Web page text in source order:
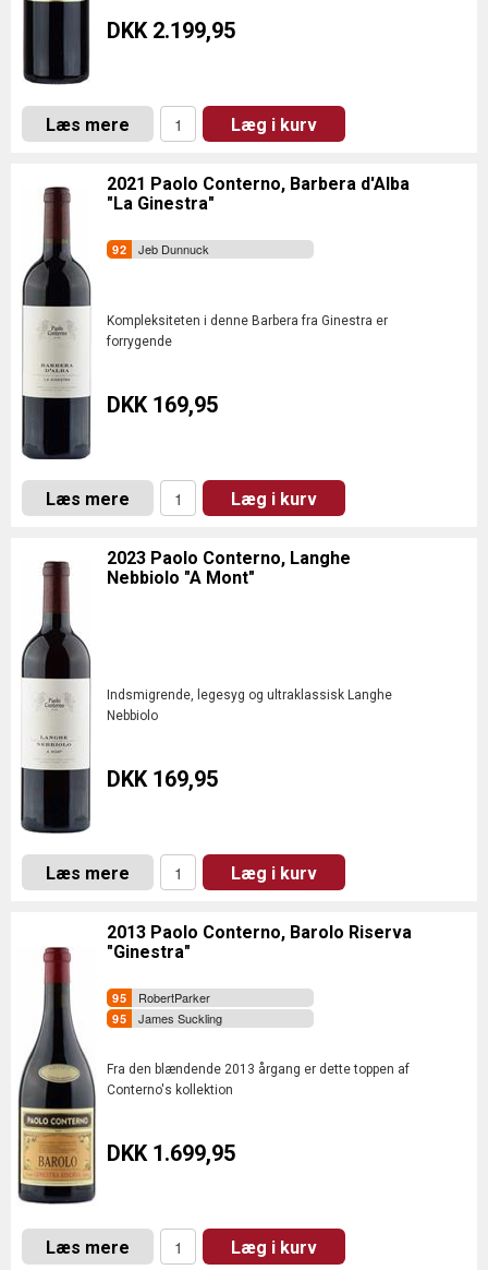
DKK 2.199,95
Læs mere Læg i kurv
2021 Paolo Conterno, Barbera d'Alba
"La Ginestra"
Jeb Dunnuck
Kompleksiteten i denne Barbera fra Ginestra er
forrygende
DKK 169,95
Læs mere Læg i kurv
2023 Paolo Conterno, Langhe
Nebbiolo "A Mont"
Indsmigrende, legesyg og ultraklassisk Langhe
Nebbiolo
DKK 169,95
Læs mere Læg i kurv
2013 Paolo Conterno, Barolo Riserva
"Ginestra"
RobertParker
James Suckling
Fra den blændende 2013 årgang er dette toppen af
Conterno's kollektion
DKK 1.699,95
Læs mere Læg i kurv